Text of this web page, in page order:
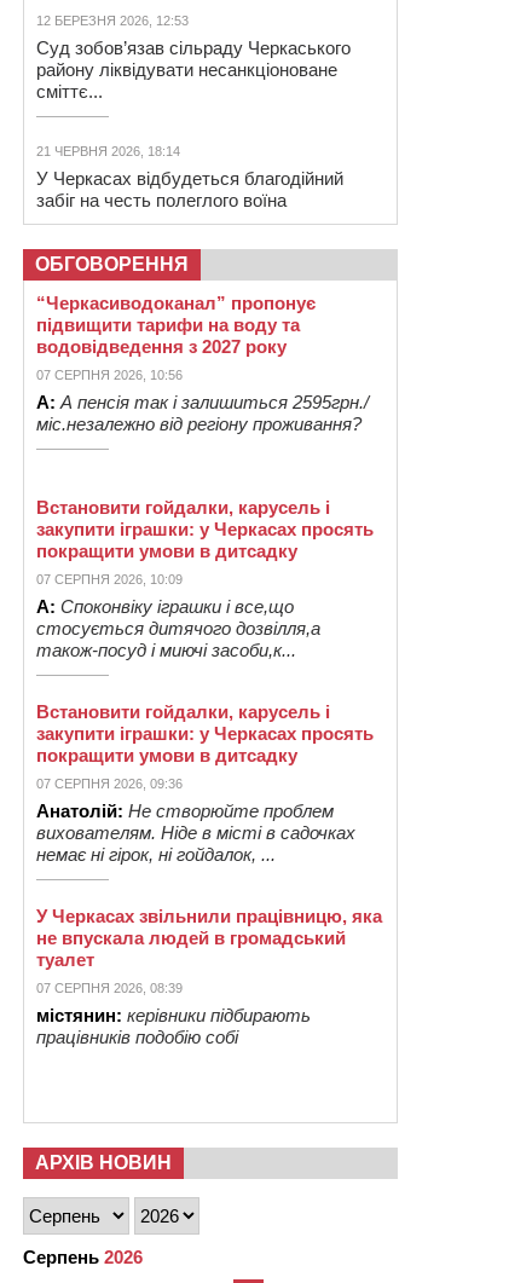
12 БЕРЕЗНЯ 2026, 12:53
Суд зобов’язав сільраду Черкаського
району ліквідувати несанкціоноване
сміттє...
21 ЧЕРВНЯ 2026, 18:14
У Черкасах відбудеться благодійний
забіг на честь полеглого воїна
ОБГОВОРЕННЯ
“Черкасиводоканал” пропонує
підвищити тарифи на воду та
водовідведення з 2027 року
07 СЕРПНЯ 2026, 10:56
А: А пенсія так і залишиться 2595грн./
міс.незалежно від регіону проживання?
Встановити гойдалки, карусель і
закупити іграшки: у Черкасах просять
покращити умови в дитсадку
07 СЕРПНЯ 2026, 10:09
А: Споконвіку іграшки і все,що
стосується дитячого дозвілля,а
також-посуд і миючі засоби,к...
Встановити гойдалки, карусель і
закупити іграшки: у Черкасах просять
покращити умови в дитсадку
07 СЕРПНЯ 2026, 09:36
Анатолій: Не створюйте проблем
вихователям. Ніде в місті в садочках
немає ні гірок, ні гойдалок, ...
У Черкасах звільнили працівницю, яка
не впускала людей в громадський
туалет
07 СЕРПНЯ 2026, 08:39
містянин: керівники підбирають
працівників подобію собі
АРХІВ НОВИН
Серпень 2026